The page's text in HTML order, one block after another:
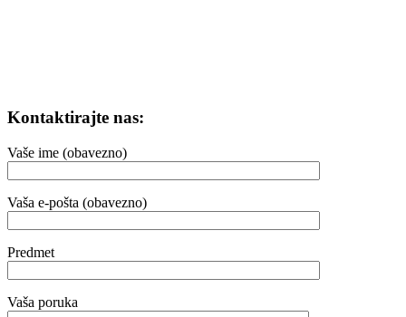
Kontaktirajte nas:
Vaše ime (obavezno)
Vaša e-pošta (obavezno)
Predmet
Vaša poruka